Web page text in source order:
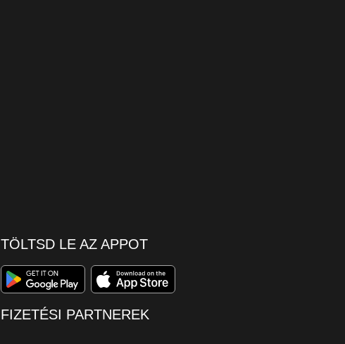
TÖLTSD LE AZ APPOT
FIZETÉSI PARTNEREK